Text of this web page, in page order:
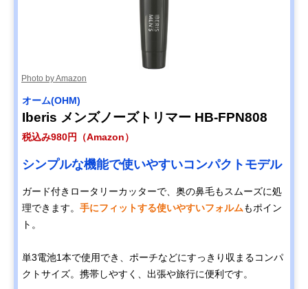
Photo by Amazon
オーム(OHM)
Iberis メンズノーズトリマー HB-FPN808
税込み980円（Amazon）
シンプルな機能で使いやすいコンパクトモデル
ガード付きロータリーカッターで、奥の鼻毛もスムーズに処
理できます。 手にフィットする使いやすいフォルムもポイン
ト。
単3電池1本で使用でき、ポーチなどにすっきり収まるコンパ
クトサイズ。携帯しやすく、出張や旅行に便利です。